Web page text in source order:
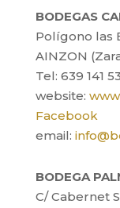
BODEGAS
Polígono las
AINZON
Tel: 639 141
website:
Facebook
email:
BODEGA
C/ Cabernet